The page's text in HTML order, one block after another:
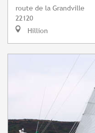
route de la Grandville
22120
Hillion